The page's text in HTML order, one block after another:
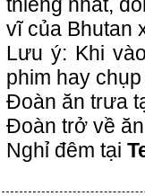
vĩ của Bhutan
Lưu ý: Khi
phim hay
Đoàn ăn trưa
Đoàn trở về
Nghỉ đêm tại